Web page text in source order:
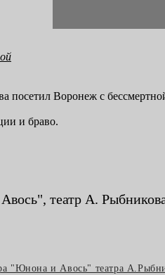
посетил Воронеж с
и браво.
"Юнона и Авось" театра